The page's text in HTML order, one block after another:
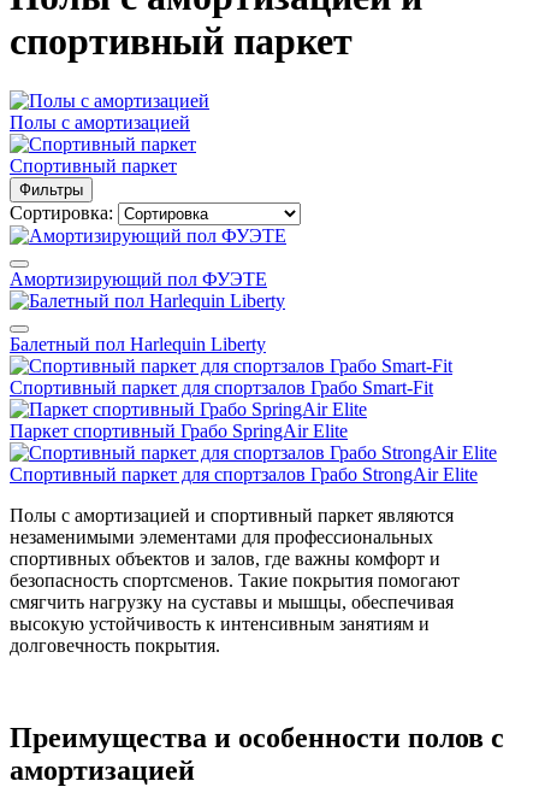
спортивный паркет
Полы с амортизацией
Спортивный паркет
Фильтры
Сортировка:
Амортизирующий пол ФУЭТЕ
Балетный пол Harlequin Liberty
Спортивный паркет для спортзалов Грабо Smart-Fit
Паркет спортивный Грабо SpringAir Elite
Спортивный паркет для спортзалов Грабо StrongAir Elite
Полы с амортизацией и спортивный паркет являются
незаменимыми элементами для профессиональных
спортивных объектов и залов, где важны комфорт и
безопасность спортсменов. Такие покрытия помогают
смягчить нагрузку на суставы и мышцы, обеспечивая
высокую устойчивость к интенсивным занятиям и
долговечность покрытия.
Преимущества и особенности полов с
амортизацией